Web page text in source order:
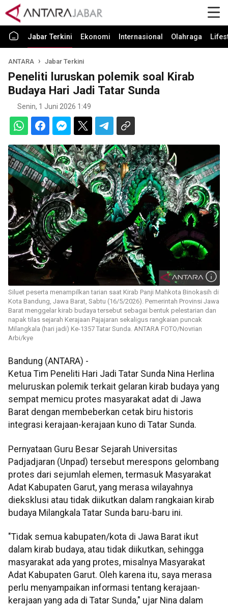
Jabar Terkini Ekonomi Internasional Olahraga
ANTARA Jabar Terkini
Peneliti luruskan polemik soal Kirab
Budaya Hari Jadi Tatar Sunda
Senin, 1 Juni 2026 1:49
Siluet peserta menampilkan tarian saat Kirab Panji Mahkota Binokasih di
Kota Bandung, Jawa Barat, Sabtu (16/5/2026). Pemerintah Provinsi Jawa
Barat menggelar kirab budaya tersebut sebagai bentuk pelestarian dan
napak tilas sejarah Kerajaan Pajajaran sekaligus rangkaian puncak
Milangkala (hari jadi) Ke-1357 Tatar Sunda. ANTARA FOTO/Novrian
Arbi/kye
Bandung (ANTARA) -
Ketua Tim Peneliti Hari Jadi Tatar Sunda Nina Herlina
meluruskan polemik terkait gelaran kirab budaya yang
sempat memicu protes masyarakat adat di Jawa
Barat dengan membeberkan cetak biru historis
integrasi kerajaan-kerajaan kuno di Tatar Sunda.
Pernyataan Guru Besar Sejarah Universitas
Padjadjaran (Unpad) tersebut merespons gelombang
protes dari sejumlah elemen, termasuk Masyarakat
Adat Kabupaten Garut, yang merasa wilayahnya
dieksklusi atau tidak diikutkan dalam rangkaian kirab
budaya Milangkala Tatar Sunda baru-baru ini.
"Tidak semua kabupaten/kota di Jawa Barat ikut
dalam kirab budaya, atau tidak diikutkan, sehingga
masyarakat ada yang protes, misalnya Masyarakat
Adat Kabupaten Garut. Oleh karena itu, saya merasa
perlu menyampaikan informasi tentang kerajaan-
kerajaan yang ada di Tatar Sunda," ujar Nina dalam